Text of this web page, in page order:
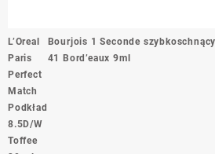
Nawigacja
wpisu
L’Oreal
Paris
Perfect
Match
Podkład
8.5D/W
Toffee
Bourjois 1 Seconde
41 Bord’eaux 9ml